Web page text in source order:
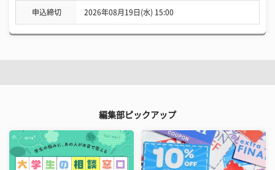
申込締切 2026年08月19日(水) 15:00
編集部ピックアップ